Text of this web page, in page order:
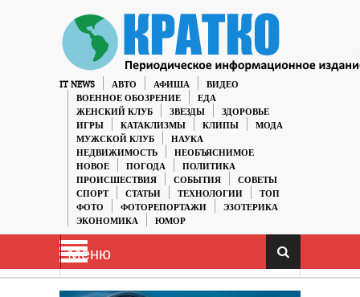
IT NEWS АВТО АФИША
ВИДЕО
ВОЕННОЕ ОБОЗРЕНИЕ
ЕДА
ЖЕНСКИЙ КЛУБ
ЗВЕЗДЫ
ЗДОРОВЬЕ
ИГРЫ
КАТАКЛИЗМЫ КЛИПЫ
МОДА
МУЖСКОЙ КЛУБ
НАУКА
НЕДВИЖИМОСТЬ
НЕОБЪЯСНИМОЕ
НОВОЕ
ПОГОДА
ПОЛИТИКА
ПРОИСШЕСТВИЯ
СОБЫТИЯ
СОВЕТЫ
СПОРТ
СТАТЬИ ТЕХНОЛОГИИ
ТОП
ФОТО
ФОТОРЕПОРТАЖИ
ЭЗОТЕРИКА
ЭКОНОМИКА
ЮМОР
Меню